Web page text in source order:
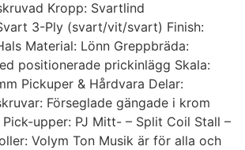
Kropp: Svartlind
3-Ply (svart/vit/svart) Finish:
Material: Lönn Greppbräda:
positionerade prickinlägg Skala:
Pickuper & Hårdvara Delar:
Förseglade gängade i krom
upper: PJ Mitt- – Split Coil Stall –
Volym Ton Musik är för alla och